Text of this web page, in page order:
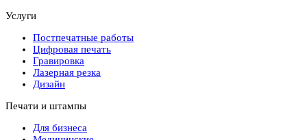
Услуги
Постпечатные работы
Цифровая печать
Гравировка
Лазерная резка
Дизайн
Печати и штампы
Для бизнеса